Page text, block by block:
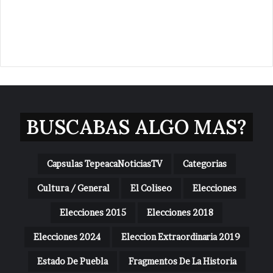
BUSCABAS ALGO MAS?
Capsulas TepeacaNoticiasTV Categorias
Cultura / General El Coliseo Elecciones
Elecciones 2015 Elecciones 2018
Elecciones 2024 Eleccion Extraordinaria 2019
Estado De Puebla Fragmentos De La Historia